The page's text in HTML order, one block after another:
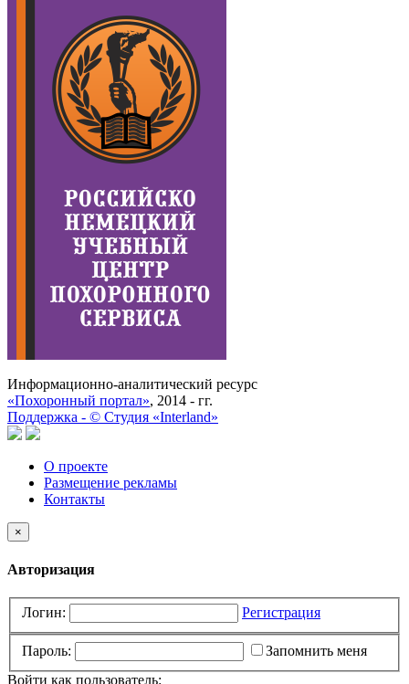
Информационно-аналитический ресурс
«Похоронный портал», 2014 - гг.
Поддержка - © Cтудия «Interland»
О проекте
Размещение рекламы
Контакты
×
Авторизация
Логин: Регистрация
Пароль:
Запомнить меня
Войти как пользователь: